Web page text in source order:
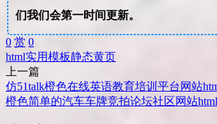
们我们会第一时间更新。
0 赏 0
html实用模板静态黄页
上一篇
仿51talk橙色在线英语教育培训平台网站
橙色简单的汽车车牌竞拍论坛社区网站